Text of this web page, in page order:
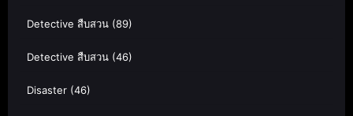
Detective สืบสวน (89)
Detective สืบสวน (46)
Disaster (46)